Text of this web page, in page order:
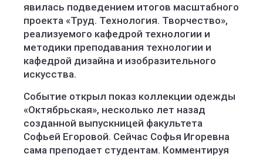
явилась подведением итогов масштабного
проекта «Труд. Технология. Творчество»,
реализуемого кафедрой технологии и
методики преподавания технологии и
кафедрой дизайна и изобразительного
искусства.
Событие открыл показ коллекции одежды
«Октябрьская», несколько лет назад
созданной выпускницей факультета
Софьей Егоровой. Сейчас Софья Игоревна
сама преподает студентам. Комментируя